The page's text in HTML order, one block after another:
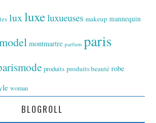
luxluxeluxueuses makeup mannequin
montmartre parfum paris
produits produits beauté robe
woman
BLOGROLL